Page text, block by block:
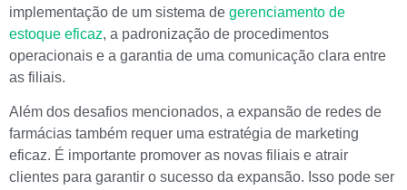
implementação de um sistema de gerenciamento de
estoque eficaz, a padronização de procedimentos
operacionais e a garantia de uma comunicação clara entre
as filiais.
Além dos desafios mencionados, a expansão de redes de
farmácias também requer uma estratégia de marketing
eficaz. É importante promover as novas filiais e atrair
clientes para garantir o sucesso da expansão. Isso pode ser